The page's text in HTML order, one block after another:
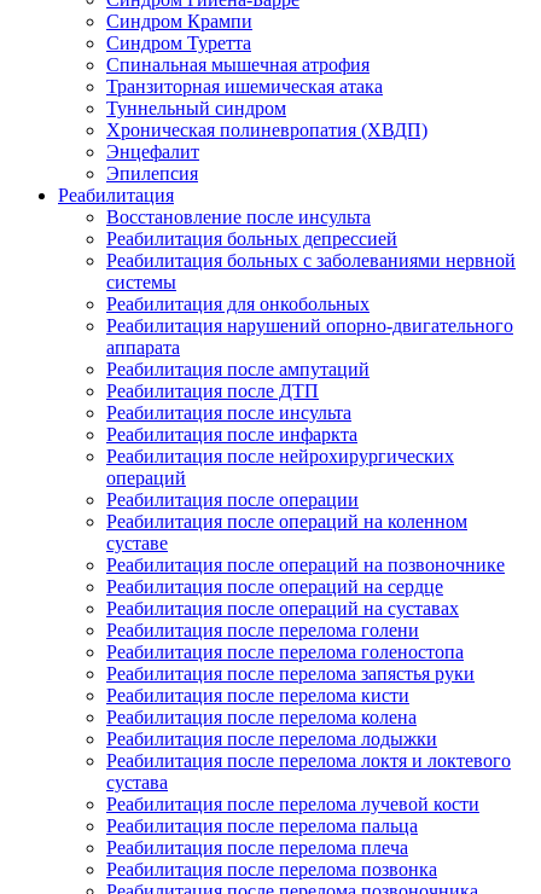
Синдром Крампи
Синдром Туретта
Спинальная мышечная атрофия
Транзиторная ишемическая атака
Туннельный синдром
Хроническая полиневропатия (ХВДП)
Энцефалит
Эпилепсия
Реабилитация
Восстановление после инсульта
Реабилитация больных депрессией
Реабилитация больных с заболеваниями нервной
системы
Реабилитация для онкобольных
Реабилитация нарушений опорно-двигательного
аппарата
Реабилитация после ампутаций
Реабилитация после ДТП
Реабилитация после инсульта
Реабилитация после инфаркта
Реабилитация после нейрохирургических
операций
Реабилитация после операции
Реабилитация после операций на коленном
суставе
Реабилитация после операций на позвоночнике
Реабилитация после операций на сердце
Реабилитация после операций на суставах
Реабилитация после перелома голени
Реабилитация после перелома голеностопа
Реабилитация после перелома запястья руки
Реабилитация после перелома кисти
Реабилитация после перелома колена
Реабилитация после перелома лодыжки
Реабилитация после перелома локтя и локтевого
сустава
Реабилитация после перелома лучевой кости
Реабилитация после перелома пальца
Реабилитация после перелома плеча
Реабилитация после перелома позвонка